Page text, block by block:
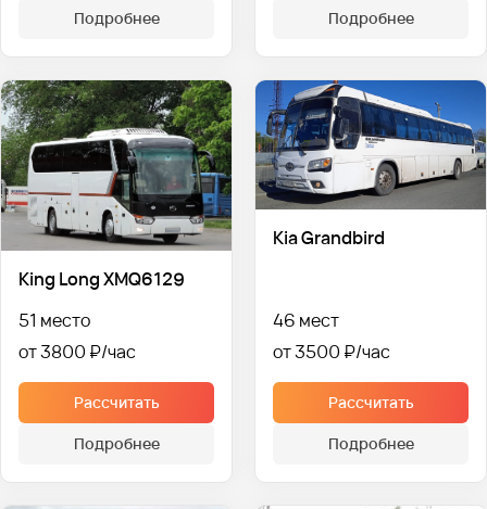
Подробнее
Подробнее
King Long XMQ6129
51 место
от 3800 ₽
Рассчитать
Подробнее
Kia Grandbird
46 мест
от 3500 ₽
Рассчитать
Подробнее